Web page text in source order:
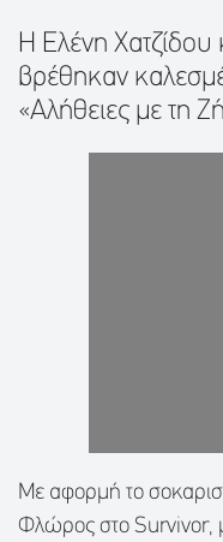
Η Ελένη
βρέθηκαν
«Αλήθειες με τη
Με αφορμή το
Φλώρος στο Survivor,